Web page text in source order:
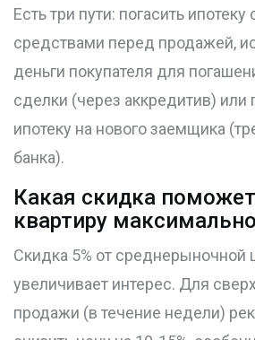
Есть три пути: погасить
средствами перед продажей,
деньги покупателя для
сделки (через аккредитив) или
ипотеку на нового заемщика
банка).
Какая скидка
квартиру
Скидка 5% от среднерыночной
увеличивает интерес. Для
продажи (в течение недели)